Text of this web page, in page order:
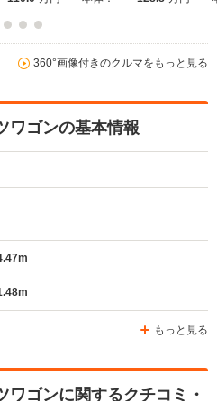
360°画像付きのクルマをもっと見る
ワゴンの基本情報
もっと見る
ワゴンに関するクチコミ・